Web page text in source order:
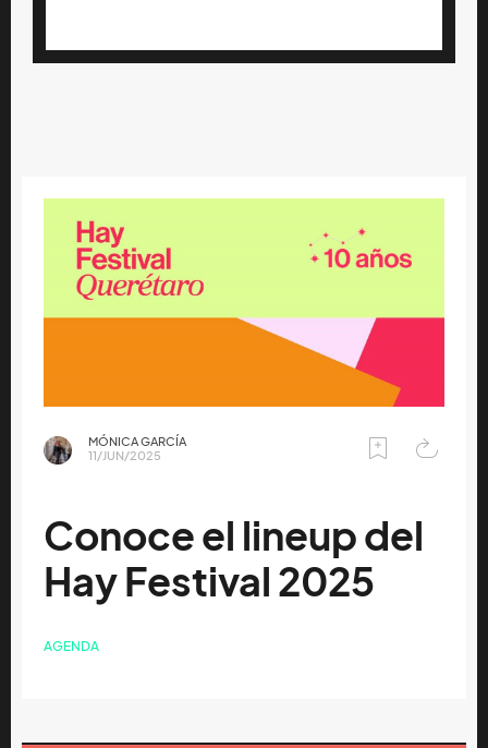
MÓNICA GARCÍA
11/JUN/2025
Conoce el lineup del
Hay Festival 2025
AGENDA